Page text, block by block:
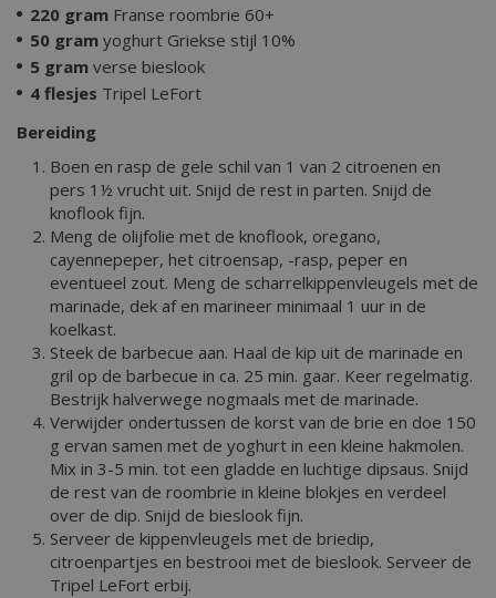
220 gram Franse roombrie 60+
50 gram yoghurt Griekse stijl 10%
5 gram verse bieslook
4 flesjes Tripel LeFort
Bereiding
Boen en rasp de gele schil van 1 van 2 citroenen en
pers 1½ vrucht uit. Snijd de rest in parten. Snijd de
knoflook fijn.
Meng de olijfolie met de knoflook, oregano,
cayennepeper, het citroensap, -rasp, peper en
eventueel zout. Meng de scharrelkippenvleugels met de
marinade, dek af en marineer minimaal 1 uur in de
koelkast.
Steek de barbecue aan. Haal de kip uit de marinade en
gril op de barbecue in ca. 25 min. gaar. Keer regelmatig.
Bestrijk halverwege nogmaals met de marinade.
Verwijder ondertussen de korst van de brie en doe 150
g ervan samen met de yoghurt in een kleine hakmolen.
Mix in 3-5 min. tot een gladde en luchtige dipsaus. Snijd
de rest van de roombrie in kleine blokjes en verdeel
over de dip. Snijd de bieslook fijn.
Serveer de kippenvleugels met de briedip,
citroenpartjes en bestrooi met de bieslook. Serveer de
Tripel LeFort erbij.